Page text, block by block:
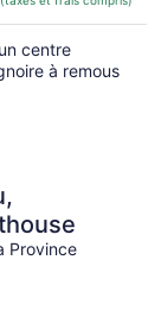
de 290 $ CA
par
nuit
centre
à remous
Province